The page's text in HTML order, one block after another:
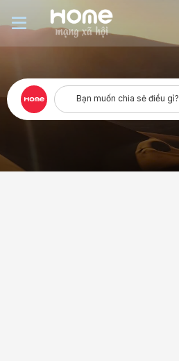
Bạn muốn chia sẻ điều gì?